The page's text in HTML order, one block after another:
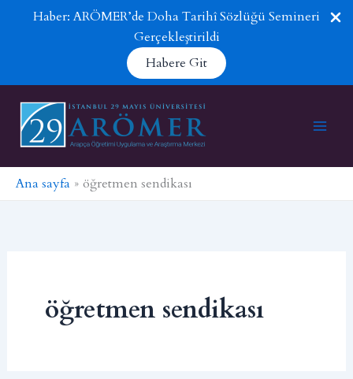
Haber: ARÖMER’de Doha Tarihî Sözlüğü Semineri
Gerçekleştirildi
Habere Git
Ana sayfa öğretmen sendikası
öğretmen sendikası